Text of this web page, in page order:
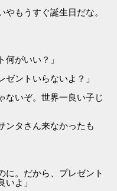
もうすぐ誕生日だな。
がいい？」
ントいらないよ？」
ないぞ。世界一良い子じ
ンタさん来なかったも
に。だから、プレゼント
よ」